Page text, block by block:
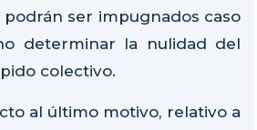
podrán ser impugnados caso
determinar la nulidad del
colectivo.
al último motivo, relativo a